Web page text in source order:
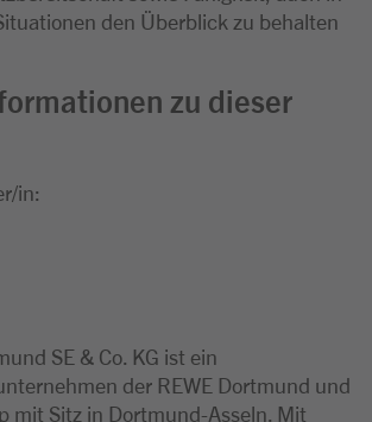
den Überblick zu behalten
zu dieser
in:
SE & Co. KG ist ein
der REWE Dortmund und
mit Sitz in Dortmund-Asseln. Mit